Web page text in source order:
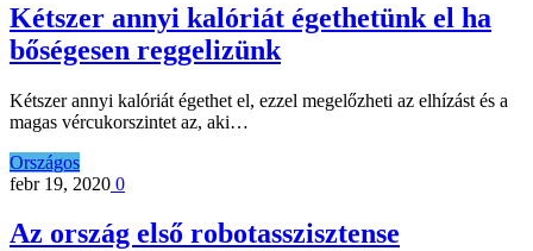
Kétszer annyi kalóriát égethetünk el ha
bőségesen reggelizünk
Kétszer annyi kalóriát égethet el, ezzel megelőzheti az elhízást és a
magas vércukorszintet az, aki…
Országos
febr 19, 2020 0
Az ország első robotasszisztense